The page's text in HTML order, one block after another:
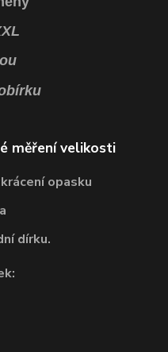
měření velikosti
opasku
dírku.